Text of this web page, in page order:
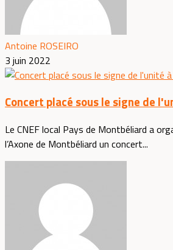
Antoine ROSEIRO
3 juin 2022
Concert placé sous le signe de
Le CNEF local Pays de Montbéliard a
l’Axone de Montbéliard un concert...